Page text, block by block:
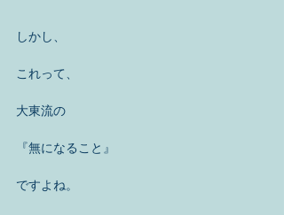
しかし、
これって、
大東流の
『無になること』
ですよね。